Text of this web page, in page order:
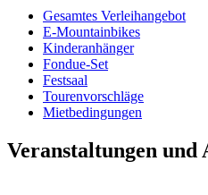
Gesamtes Verleihangebot
E-Mountainbikes
Kinderanhänger
Fondue-Set
Festsaal
Tourenvorschläge
Mietbedingungen
Veranstaltungen und